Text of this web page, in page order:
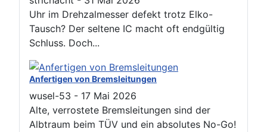
Uhr im Drehzalmesser defekt trotz Elko-
Tausch? Der seltene IC macht oft endgültig
Schluss. Doch...
Anfertigen von Bremsleitungen
wusel-53 - 17 Mai 2026
Alte, verrostete Bremsleitungen sind der
Albtraum beim TÜV und ein absolutes No-Go!